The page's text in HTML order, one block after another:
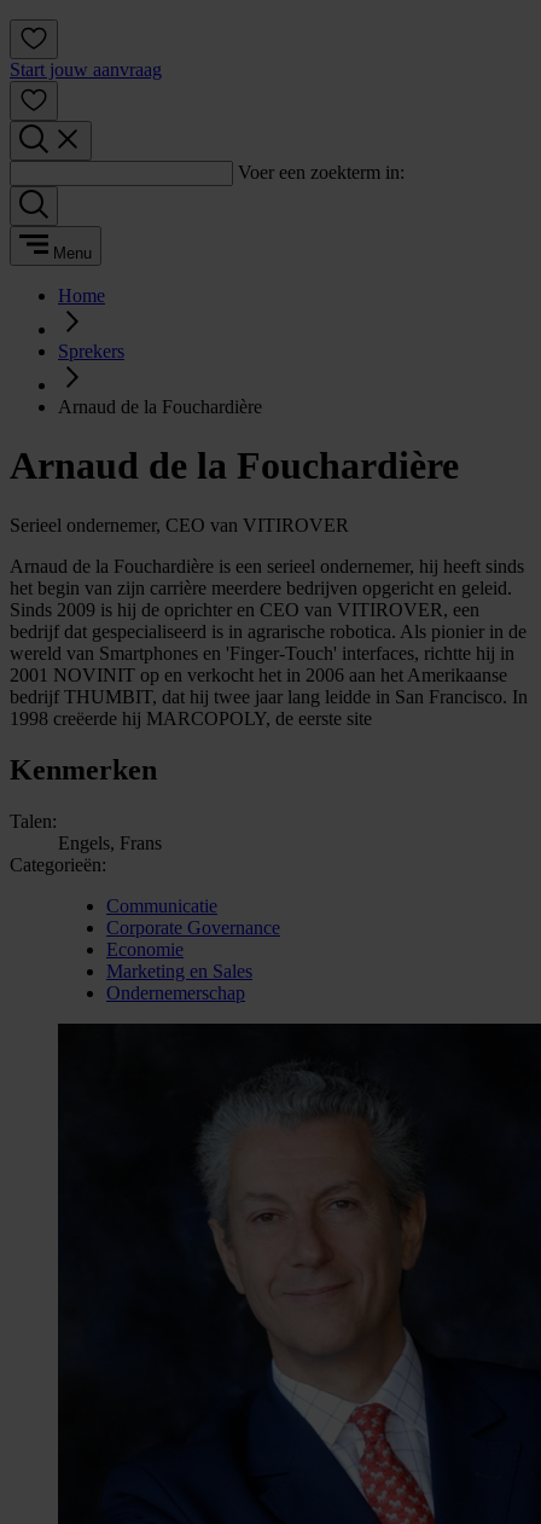
Start jouw aanvraag
Voer een zoekterm in:
Menu
Home
Sprekers
Arnaud de la Fouchardière
Arnaud de la Fouchardière
Serieel ondernemer, CEO van VITIROVER
Arnaud de la Fouchardière is een serieel ondernemer, hij heeft sinds
het begin van zijn carrière meerdere bedrijven opgericht en geleid.
Sinds 2009 is hij de oprichter en CEO van VITIROVER, een
bedrijf dat gespecialiseerd is in agrarische robotica. Als pionier in de
wereld van Smartphones en 'Finger-Touch' interfaces, richtte hij in
2001 NOVINIT op en verkocht het in 2006 aan het Amerikaanse
bedrijf THUMBIT, dat hij twee jaar lang leidde in San Francisco. In
1998 creëerde hij MARCOPOLY, de eerste site
Kenmerken
Talen:
Engels, Frans
Categorieën:
Communicatie
Corporate Governance
Economie
Marketing en Sales
Ondernemerschap